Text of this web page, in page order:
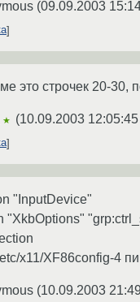
(09.09.2003
это строчек 20-30,
★ (10.09.2003
"InputDevice"
"XkbOptions"
x11/XF86config-4
(10.09.2003